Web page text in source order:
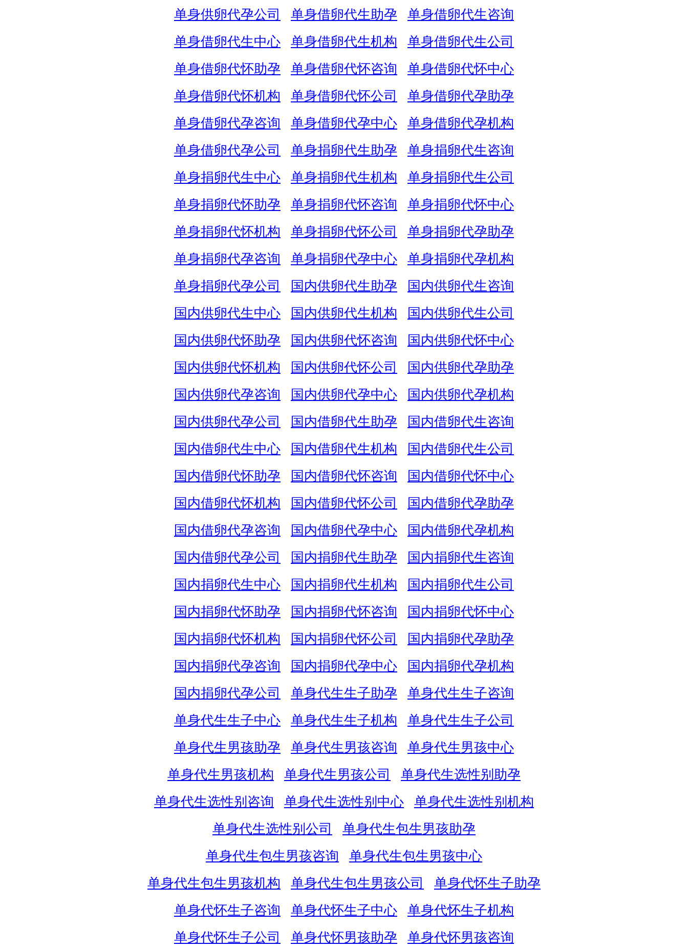
单身供卵代孕公司
单身借卵代生助孕
单身借卵代生咨询
单身借卵代生中心
单身借卵代生机构
单身借卵代生公司
单身借卵代怀助孕
单身借卵代怀咨询
单身借卵代怀中心
单身借卵代怀机构
单身借卵代怀公司
单身借卵代孕助孕
单身借卵代孕咨询
单身借卵代孕中心
单身借卵代孕机构
单身借卵代孕公司
单身捐卵代生助孕
单身捐卵代生咨询
单身捐卵代生中心
单身捐卵代生机构
单身捐卵代生公司
单身捐卵代怀助孕
单身捐卵代怀咨询
单身捐卵代怀中心
单身捐卵代怀机构
单身捐卵代怀公司
单身捐卵代孕助孕
单身捐卵代孕咨询
单身捐卵代孕中心
单身捐卵代孕机构
单身捐卵代孕公司
国内供卵代生助孕
国内供卵代生咨询
国内供卵代生中心
国内供卵代生机构
国内供卵代生公司
国内供卵代怀助孕
国内供卵代怀咨询
国内供卵代怀中心
国内供卵代怀机构
国内供卵代怀公司
国内供卵代孕助孕
国内供卵代孕咨询
国内供卵代孕中心
国内供卵代孕机构
国内供卵代孕公司
国内借卵代生助孕
国内借卵代生咨询
国内借卵代生中心
国内借卵代生机构
国内借卵代生公司
国内借卵代怀助孕
国内借卵代怀咨询
国内借卵代怀中心
国内借卵代怀机构
国内借卵代怀公司
国内借卵代孕助孕
国内借卵代孕咨询
国内借卵代孕中心
国内借卵代孕机构
国内借卵代孕公司
国内捐卵代生助孕
国内捐卵代生咨询
国内捐卵代生中心
国内捐卵代生机构
国内捐卵代生公司
国内捐卵代怀助孕
国内捐卵代怀咨询
国内捐卵代怀中心
国内捐卵代怀机构
国内捐卵代怀公司
国内捐卵代孕助孕
国内捐卵代孕咨询
国内捐卵代孕中心
国内捐卵代孕机构
国内捐卵代孕公司
单身代生生子助孕
单身代生生子咨询
单身代生生子中心
单身代生生子机构
单身代生生子公司
单身代生男孩助孕
单身代生男孩咨询
单身代生男孩中心
单身代生男孩机构
单身代生男孩公司
单身代生选性别助孕
单身代生选性别咨询
单身代生选性别中心
单身代生选性别机构
单身代生选性别公司
单身代生包生男孩助孕
单身代生包生男孩咨询
单身代生包生男孩中心
单身代生包生男孩机构
单身代生包生男孩公司
单身代怀生子助孕
单身代怀生子咨询
单身代怀生子中心
单身代怀生子机构
单身代怀生子公司
单身代怀男孩助孕 单身代怀男孩咨询